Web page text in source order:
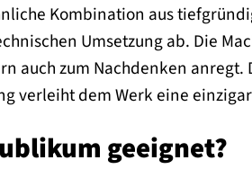
Kombination aus
Umsetzung ab. Die
auch zum Nachdenken
verleiht dem Werk eine
geeignet?